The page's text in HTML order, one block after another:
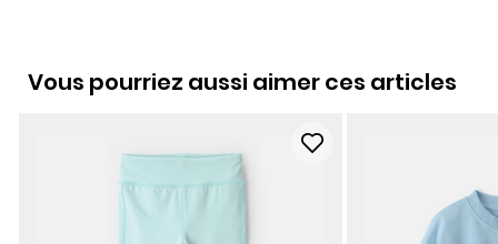
Vous pourriez aussi aimer ces articles